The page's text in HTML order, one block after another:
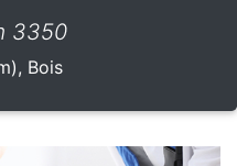
3350
Bois